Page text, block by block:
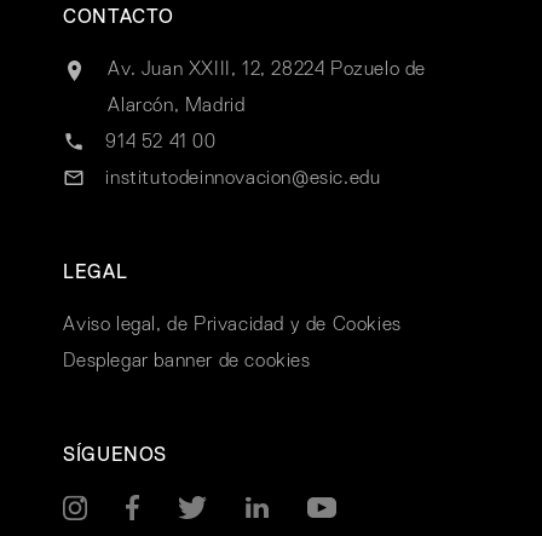
CONTACTO
Av. Juan XXIII, 12, 28224 Pozuelo de
Alarcón, Madrid
914 52 41 00
institutodeinnovacion@esic.edu
LEGAL
Aviso legal, de Privacidad y de Cookies
Desplegar banner de cookies
SÍGUENOS